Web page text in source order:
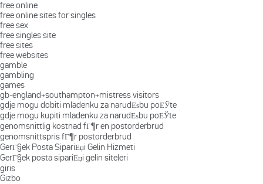
free online
free online sites for singles
free sex
free singles site
free sites
free websites
gamble
gambling
games
gb-england+southampton+mistress visitors
gdje mogu dobiti mladenku za narudЕѕbu poЕЎte
gdje mogu kupiti mladenku za narudЕѕbu poЕЎte
genomsnittlig kostnad fГ¶r en postorderbrud
genomsnittspris fГ¶r postorderbrud
GerГ§ek Posta SipariЕџi Gelin Hizmeti
GerГ§ek posta sipariЕџi gelin siteleri
giris
Gizbo